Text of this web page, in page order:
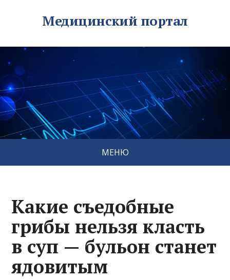
Медицинский портал
МЕНЮ
Какие съедобные
грибы нельзя класть
в суп — бульон станет
ядовитым